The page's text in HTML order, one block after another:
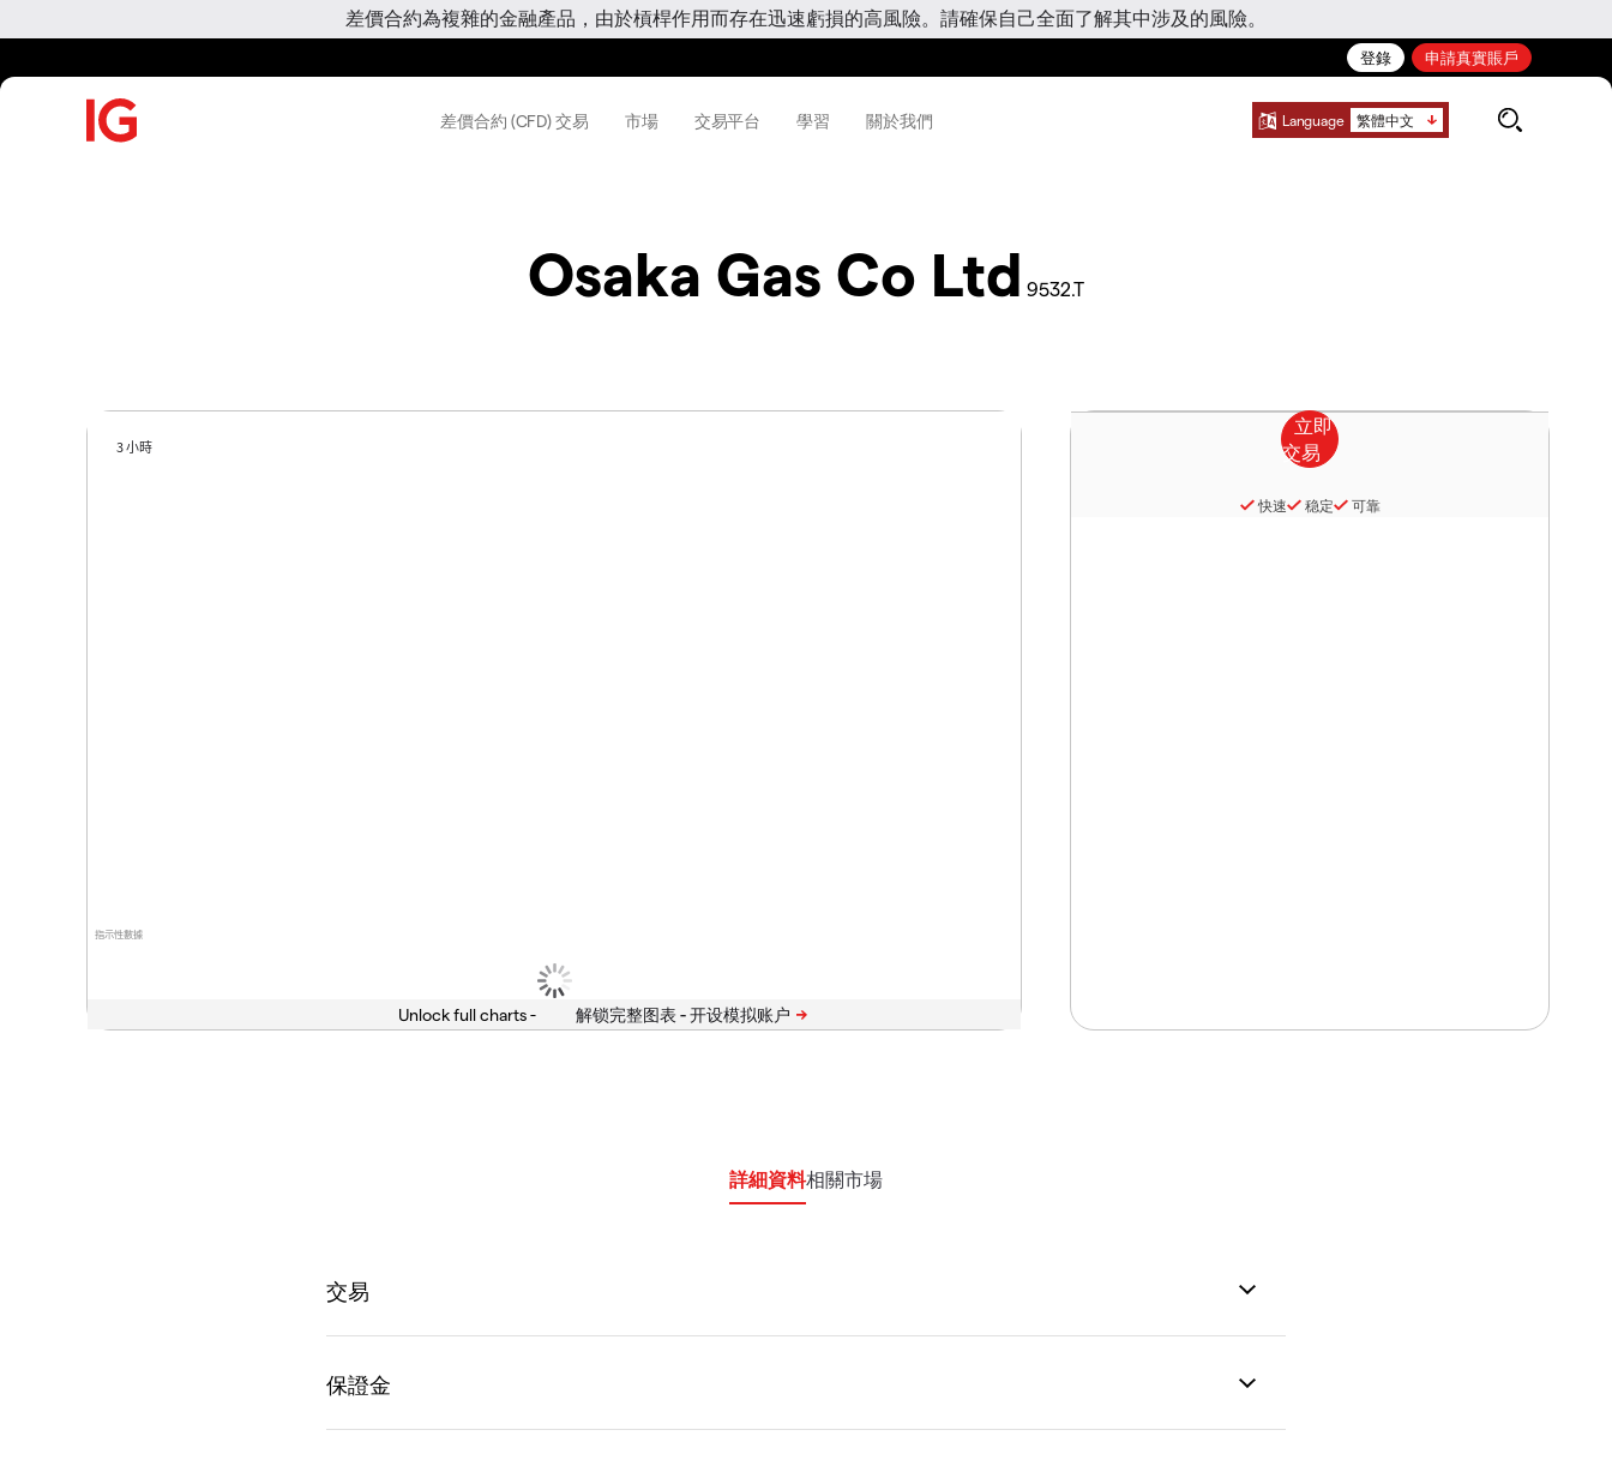
差價合約為複雜的金融產品，由於槓桿作用而存在迅速虧損的高風險。請確保自己全面了解其中涉及的風險。
登錄 申請真實賬戶
差價合約 (CFD) 交易 市場 交易平台 學習 關於我們 Language 繁體中文
Osaka Gas Co Ltd 9532.T
指示性數據
3 小時
Unlock full charts -
快速 稳定 可靠
詳細資料相關市場